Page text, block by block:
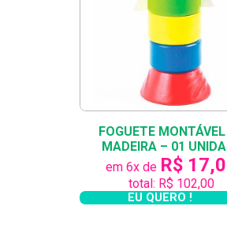
Veja a seguir a
A criançada vai amar
produtos cabem e
Com os brinquedos
você também pode se
FOGUETE
MADEIRA – 01
em 6x de R$
total: R$ 102,00
EU QUERO !